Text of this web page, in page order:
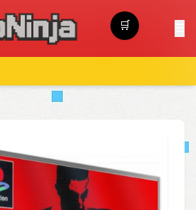
🛒
Winkelwagen